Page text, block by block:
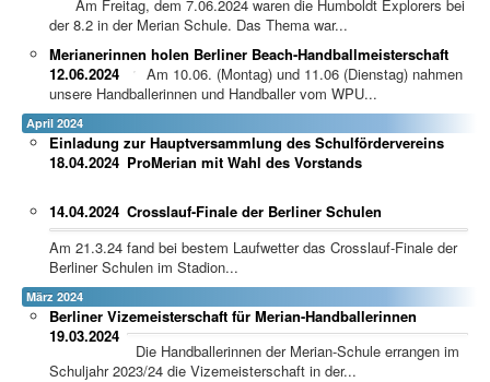
Am Freitag, dem 7.06.2024 waren die Humboldt Explorers bei
der 8.2 in der Merian Schule. Das Thema war...
Merianerinnen holen Berliner Beach-Handballmeisterschaft
12.06.2024
Am 10.06. (Montag) und 11.06 (Dienstag) nahmen
unsere Handballerinnen und Handballer vom WPU...
April 2024
Einladung zur Hauptversammlung des Schulfördervereins
ProMerian mit Wahl des Vorstands
18.04.2024
Crosslauf-Finale der Berliner Schulen
14.04.2024
Am 21.3.24 fand bei bestem Laufwetter das Crosslauf-Finale der
Berliner Schulen im Stadion...
März 2024
Berliner Vizemeisterschaft für Merian-Handballerinnen
19.03.2024
Die Handballerinnen der Merian-Schule errangen im
Schuljahr 2023/24 die Vizemeisterschaft in der...